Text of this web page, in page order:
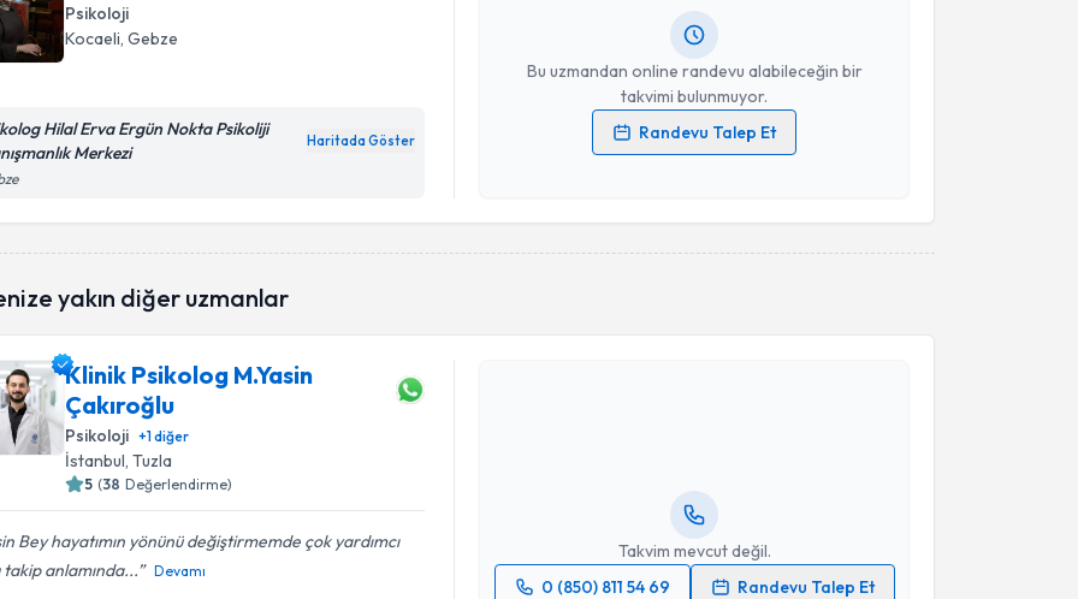
Psikoloji
Kocaeli, Gebze
Hilal Erva Ergün Nokta Psikoliji
Merkezi
Haritada Göster
Bu uzmandan online randevu alabileceğin bir
takvimi bulunmuyor.
Randevu Talep Et
Kişisel verilerimin işlenmesine ilişkinAydınlatma Metni
yakın diğer uzmanlar
Klinik Psikolog M.Yasin
Çakıroğlu
Psikoloji +1diğer
İstanbul, Tuzla
5 (38 Değerlendirme)
Bey hayatımın yönünü değiştirmemde çok yardımcı
takip anlamında...
Devamı
Takvim mevcut değil.
0 (850) 811 54 69
Randevu Talep Et
Randevu Takvimi Talebi